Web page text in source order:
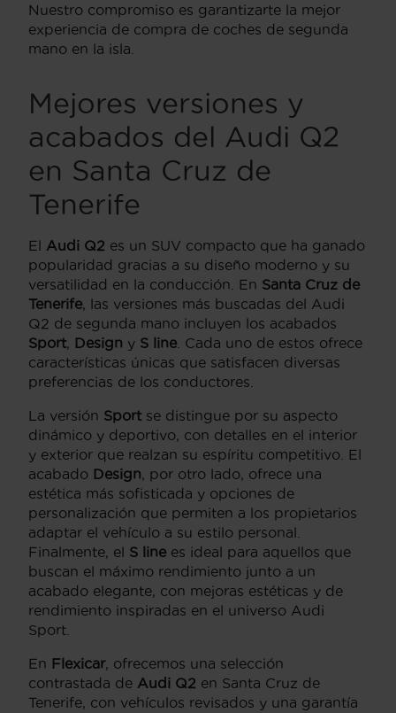
Nuestro compromiso es garantizarte la mejor
experiencia de compra de coches de segunda
mano en la isla.
Mejores versiones y
acabados del Audi Q2
en Santa Cruz de
Tenerife
El Audi Q2 es un SUV compacto que ha ganado
popularidad gracias a su diseño moderno y su
versatilidad en la conducción. En Santa Cruz de
Tenerife, las versiones más buscadas del Audi
Q2 de segunda mano incluyen los acabados
Sport, Design y S line . Cada uno de estos ofrece
características únicas que satisfacen diversas
preferencias de los conductores.
La versión Sport se distingue por su aspecto
dinámico y deportivo, con detalles en el interior
y exterior que realzan su espíritu competitivo. El
acabado Design, por otro lado, ofrece una
estética más sofisticada y opciones de
personalización que permiten a los propietarios
adaptar el vehículo a su estilo personal.
Finalmente, el S line es ideal para aquellos que
buscan el máximo rendimiento junto a un
acabado elegante, con mejoras estéticas y de
rendimiento inspiradas en el universo Audi
Sport.
En Flexicar, ofrecemos una selección
contrastada de Audi Q2 en Santa Cruz de
Tenerife, con vehículos revisados y una garantía